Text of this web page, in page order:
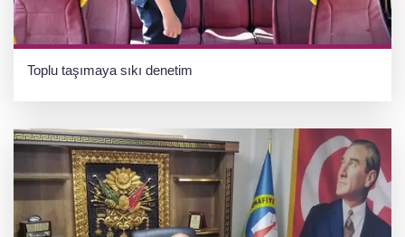
Toplu taşımaya sıkı denetim